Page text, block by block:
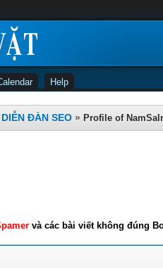
Help
ĐÀN SEO » Profile of
và các bài viết không đúng